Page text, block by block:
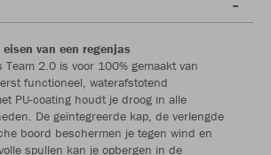
van een regenjas
Team 2.0 is voor 100% gemaakt van
functioneel, waterafstotend
PU-coating houdt je droog in alle
De geïntegreerde kap, de verlengde
boord beschermen je tegen wind en
spullen kan je opbergen in de